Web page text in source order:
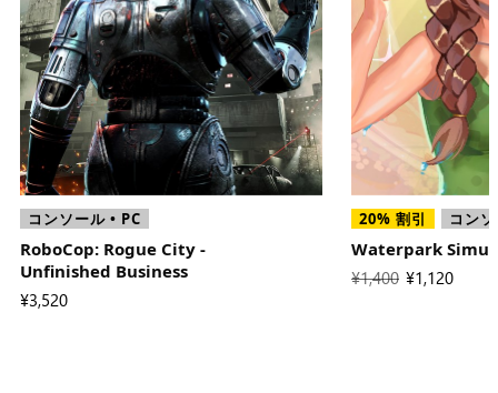
コンソール • PC
RoboCop: Rogue City -
Unfinished Business
¥3,520
20% 割引 コン
Waterpark
定
¥1,400 新
¥1,120